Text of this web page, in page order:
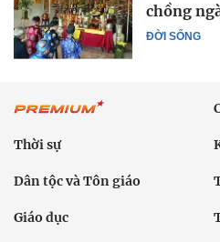
ĐỜI SỐNG
chồng
Thời sự
Dân tộc và Tôn giáo
Giáo dục